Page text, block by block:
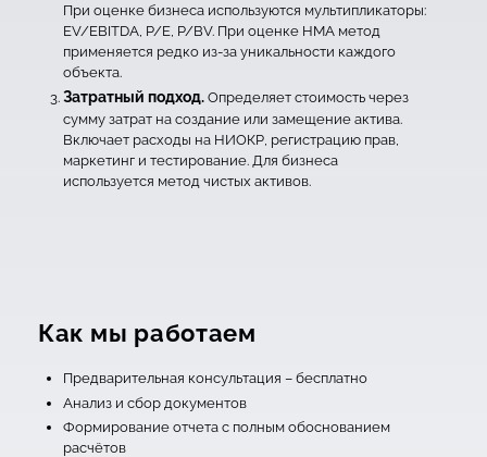
При оценке бизнеса используются мультипликаторы:
EV/EBITDA, P/E, P/BV. При оценке НМА метод
применяется редко из-за уникальности каждого
объекта.
Затратный подход. Определяет стоимость через
сумму затрат на создание или замещение актива.
Включает расходы на НИОКР, регистрацию прав,
маркетинг и тестирование. Для бизнеса
используется метод чистых активов.
Как мы работаем
Предварительная консультация – бесплатно
Анализ и сбор документов
Формирование отчета с полным обоснованием
расчётов